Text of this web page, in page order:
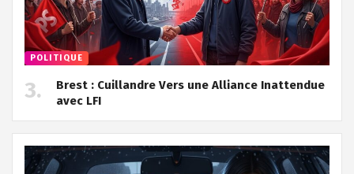
POLITIQUE
Brest : Cuillandre Vers une Alliance Inattendue
avec LFI